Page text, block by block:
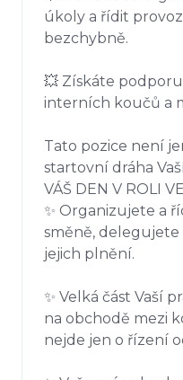
úkoly a řídit
bezchybně.
💥 Získáte
interních koučů a
Tato pozice není
startovní dráha
VÁŠ DEN V ROLI
✨ Organizujete a
směně,
jejich plnění.
✨ Velká část Vaší
na obchodě mezi
nejde jen o řízení